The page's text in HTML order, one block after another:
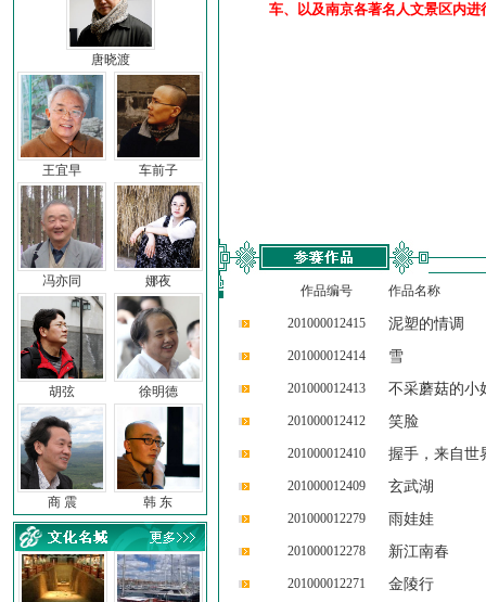
唐晓渡
王宜早 车前子
冯亦同 娜夜
胡弦 徐明德
商 震 韩 东
车、以及南京各著名人文景区内进
作品编号 作品名称
201000012415 泥塑的情调
201000012414 雪
201000012413 不采蘑菇的小
201000012412 笑脸
201000012410 握手，来自世
201000012409 玄武湖
201000012279 雨娃娃
201000012278 新江南春
201000012271 金陵行